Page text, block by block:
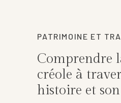
PATRIMOINE ET
Comprendre
créole à
histoire et